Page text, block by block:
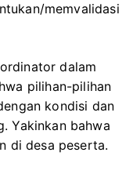
memvalidasi
dalam
pilihan-pilihan
kondisi dan
Yakinkan bahwa
di desa peserta.